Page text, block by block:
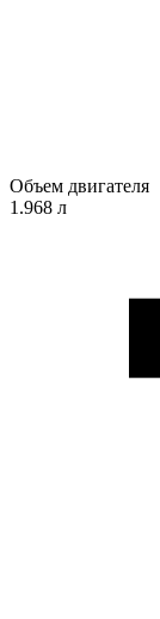
Объем двигателя
1.968 л